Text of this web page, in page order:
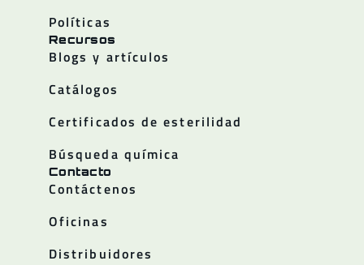
Políticas
Recursos
Blogs y artículos
Catálogos
Certificados de esterilidad
Búsqueda química
Contacto
Contáctenos
Oficinas
Distribuidores